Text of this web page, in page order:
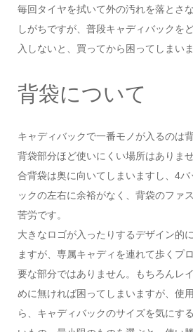
毎回タイヤを拭いて外の汚れを落とさ
しがちですが、普段キャディバックを
入しないと、買ってから困ってしまいま
背袋について
キャディバックで一番モノが入るのは
背袋部分ほど使いにくい場所はありま
合背袋は奥に向いてしまいますし、4
ックの左右に余裕がなく、背袋のファ
苦労です。
大きなロゴが入ったりするデザイン的
ますが、専属キャディを連れて歩くプ
要な部分ではありません。もちろんレ
めに無ければ困ってしまいますが、使
ら、キャディバックのサイズを気にす